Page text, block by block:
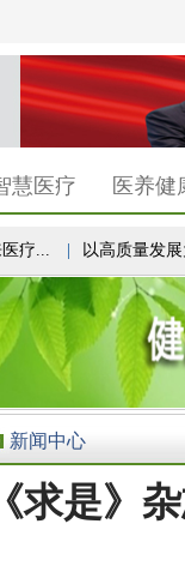
慧医疗 医养健
... | 以高质量发展为
新闻中心
《求是》